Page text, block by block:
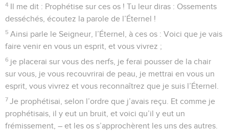
4 Il me dit : Prophétise sur ces os ! Tu leur diras : Ossements
desséchés, écoutez la parole de l’Éternel !
5 Ainsi parle le Seigneur, l’Éternel, à ces os : Voici que je vais
faire venir en vous un esprit, et vous vivrez ;
6 je placerai sur vous des nerfs, je ferai pousser de la chair
sur vous, je vous recouvrirai de peau, je mettrai en vous un
esprit, vous vivrez et vous reconnaîtrez que je suis l’Éternel.
7 Je prophétisai, selon l’ordre que j’avais reçu. Et comme je
prophétisais, il y eut un bruit, et voici qu’il y eut un
frémissement, – et les os s’approchèrent les uns des autres.